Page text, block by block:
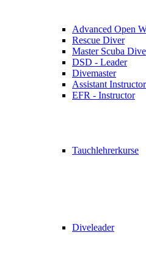
Advanced Open
Rescue Diver
Master Scuba
DSD - Leader
Divemaster
Assistant Instructor
EFR - Instructor
Tauchlehrerkurse
Diveleader